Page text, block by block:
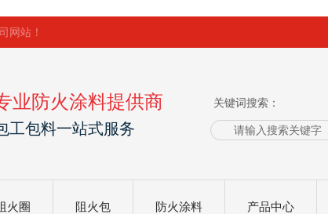
网站！
业防火涂料提供商
工包料一站式服务
关键词搜索：
火圈 阻火包 防火涂料 产品中心